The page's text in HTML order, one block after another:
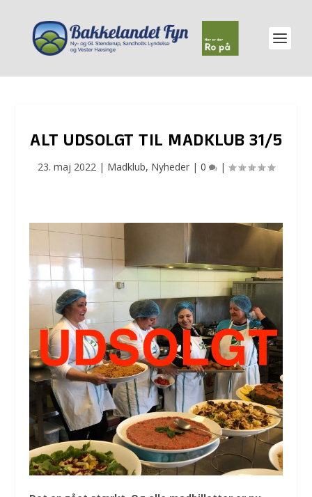
ALT UDSOLGT TIL MADKLUB 31/5
23. maj 2022 | Madklub, Nyheder | 0 |